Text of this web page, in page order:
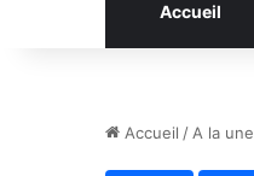
Accueil
Accueil / A la une